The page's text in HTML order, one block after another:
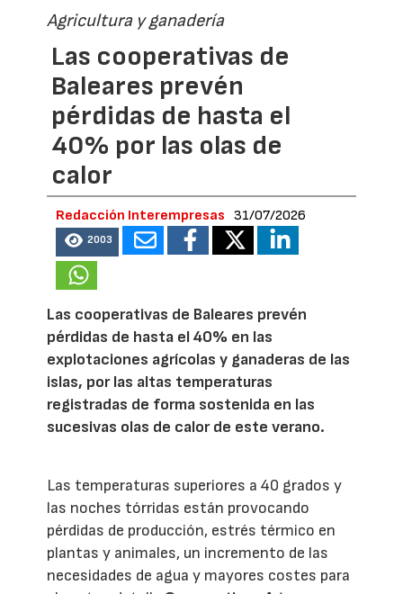
Agricultura y ganadería
Las cooperativas de
Baleares prevén
pérdidas de hasta el
40% por las olas de
calor
Redacción Interempresas 31/07/2026
2003
Las cooperativas de Baleares prevén
pérdidas de hasta el 40% en las
explotaciones agrícolas y ganaderas de las
islas, por las altas temperaturas
registradas de forma sostenida en las
sucesivas olas de calor de este verano.
Las temperaturas superiores a 40 grados y
las noches tórridas están provocando
pérdidas de producción, estrés térmico en
plantas y animales, un incremento de las
necesidades de agua y mayores costes para